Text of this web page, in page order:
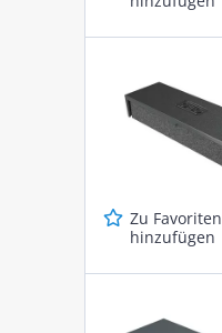
Zu Favoriten
hinzufügen